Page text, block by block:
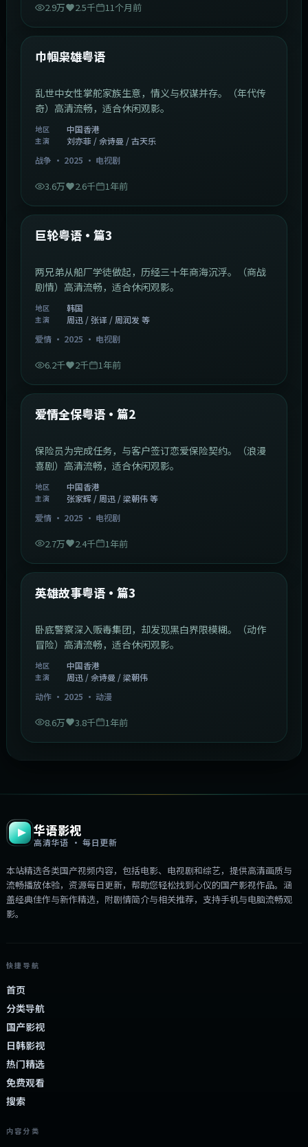
2.9万 2.5千 11个月前
最新
巾帼枭雄粤语
乱世中女性掌舵家族生意，情义与权谋并存。（年代传
奇）高清流畅，适合休闲观影。
地区 中国香港
主演
刘亦菲 / 佘诗曼 / 古天乐
战争 · 2025 · 电视剧
3.6万 2.6千 1年前
最新
巨轮粤语·篇3
两兄弟从船厂学徒做起，历经三十年商海沉浮。（商战
剧情）高清流畅，适合休闲观影。
地区 韩国
主演
周迅 / 张译 / 周润发 等
爱情· 2025 · 电视剧
6.2千 2千 1年前
最新
爱情全保粤语·篇2
保险员为完成任务，与客户签订恋爱保险契约。（浪漫
喜剧）高清流畅，适合休闲观影。
地区 中国香港
主演
张家辉 / 周迅 / 梁朝伟 等
爱情· 2025 · 电视剧
2.7万 2.4千 1年前
最新
英雄故事粤语·篇3
卧底警察深入贩毒集团，却发现黑白界限模糊。（动作
冒险）高清流畅，适合休闲观影。
地区 中国香港
主演
周迅 / 佘诗曼 / 梁朝伟
动作· 2025 · 动漫
8.6万 3.8千 1年前
华语影视
高清华语 · 每日更新
本站精选各类国产视频内容，包括电影、电视剧和综艺，提供高清画质与
流畅播放体验，资源每日更新，帮助您轻松找到心仪的国产影视作品。涵
盖经典佳作与新作精选，附剧情简介与相关推荐，支持手机与电脑流畅观
影。
快捷导航
首页
分类导航
国产影视
日韩影视
热门精选
免费观看
搜索
内容分类